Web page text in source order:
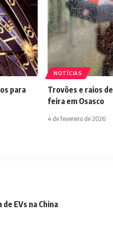
para
NOTÍCIAS
Trovões e raios
feira em Osasco
4 de fevereiro de 2026
EVs na China